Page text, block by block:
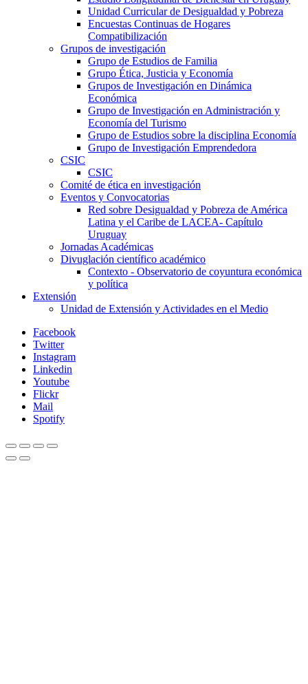
Unidad Curricular de Desigualdad y Pobreza
Encuestas Continuas de Hogares
Compatibilización
Grupos de investigación
Grupo de Estudios de Familia
Grupo Ética, Justicia y Economía
Grupos de Investigación en Dinámica
Económica
Grupo de Investigación en Administración y
Economía del Turismo
Grupo de Estudios sobre la disciplina Economía
Grupo de Investigación Emprendedora
CSIC
CSIC
Comité de ética en investigación
Eventos y Convocatorias
Red sobre Desigualdad y Pobreza de América
Latina y el Caribe de LACEA- Capítulo
Uruguay
Jornadas Académicas
Divuglación científico académico
Contexto - Observatorio de coyuntura económica
y política
Extensión
Unidad de Extensión y Actividades en el Medio
Facebook
Twitter
Instagram
Linkedin
Youtube
Flickr
Mail
Spotify